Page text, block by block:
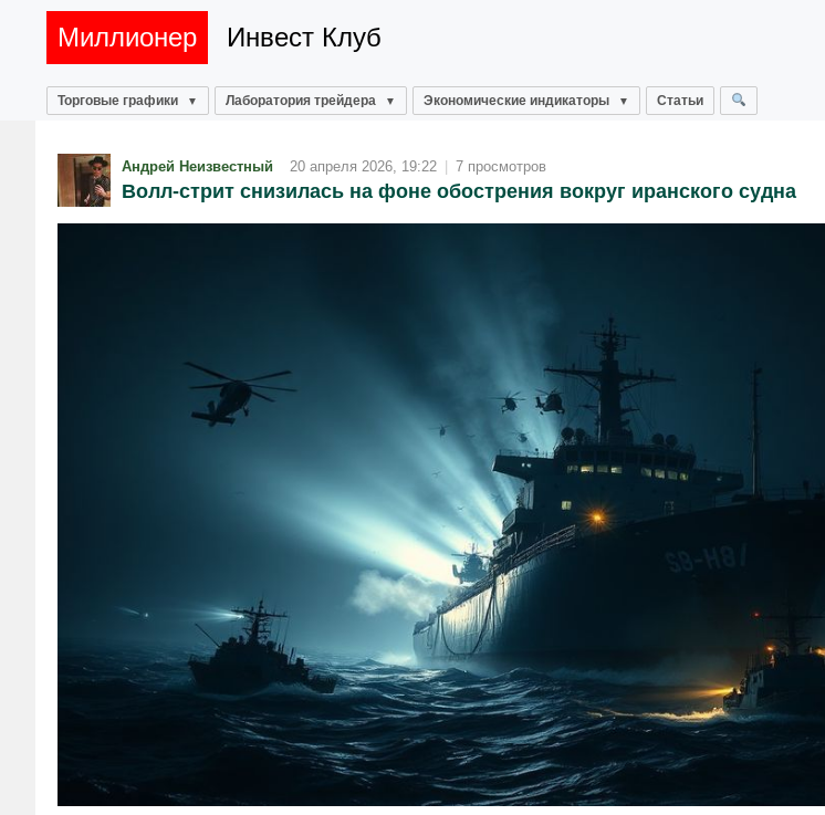
Миллионер Инвест Клуб
Торговые графики Лаборатория трейдера Экономические индикаторы Статьи
Андрей Неизвестный 20 апреля 2026, 19:22 | 7 просмотров
Волл‑стрит снизилась на фоне обострения вокруг иранского судна